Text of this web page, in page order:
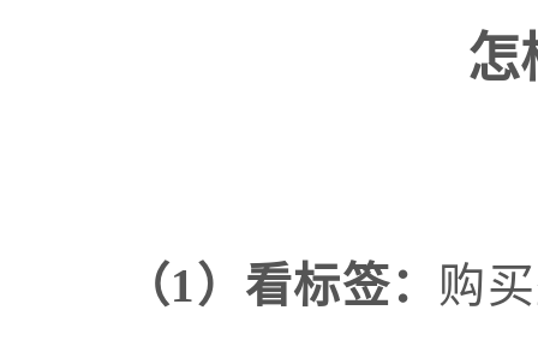
怎
（1）看标签： 购